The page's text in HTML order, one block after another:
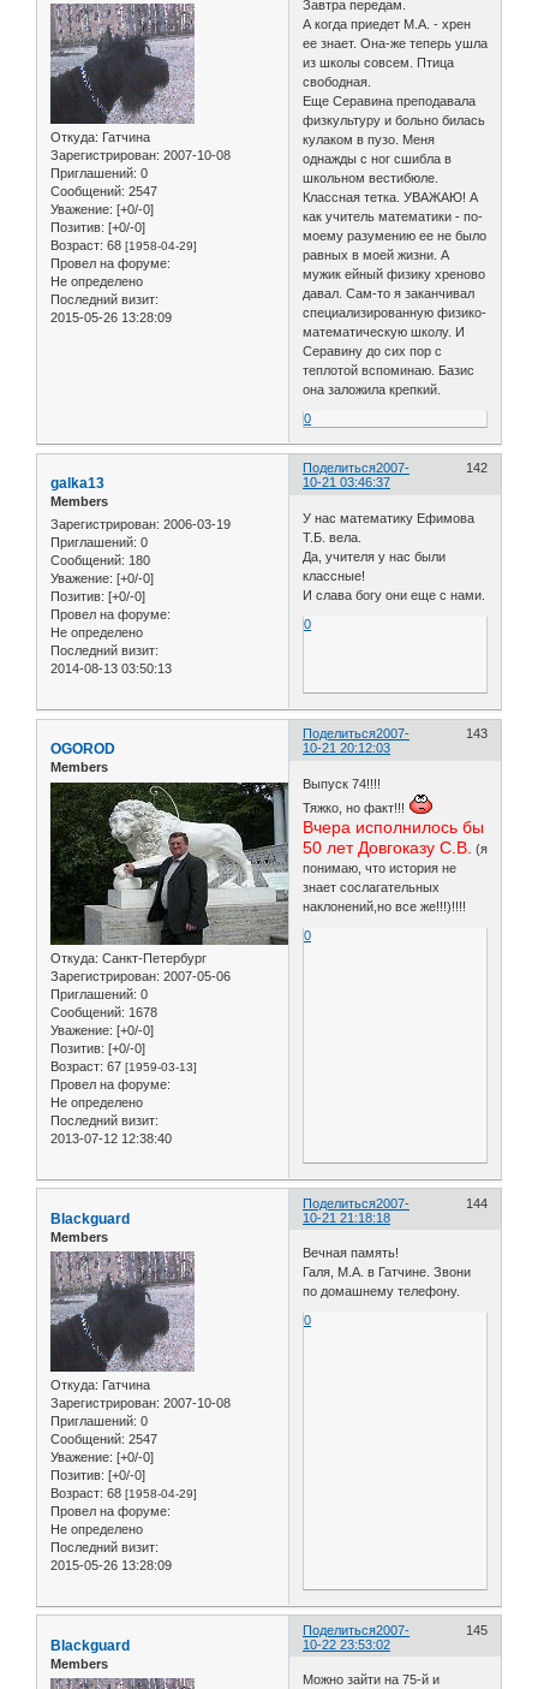
Откуда: Гатчина
Зарегистрирован: 2007-10-08
Приглашений: 0
Сообщений: 2547
Уважение: [+0/-0]
Позитив: [+0/-0]
Возраст: 68 [1958-04-29]
Провел на форуме:
Не определено
Последний визит:
2015-05-26 13:28:09
Завтра передам.
А когда приедет М.А. - хрен
ее знает. Она-же теперь ушла
из школы совсем. Птица
свободная.
Еще Серавина преподавала
физкультуру и больно билась
кулаком в пузо. Меня
однажды с ног сшибла в
школьном вестибюле.
Классная тетка. УВАЖАЮ! А
как учитель математики - по-
моему разумению ее не было
равных в моей жизни. А
мужик ейный физику хреново
давал. Сам-то я заканчивал
специализированную физико-
математическую школу. И
Серавину до сих пор с
теплотой вспоминаю. Базис
она заложила крепкий.
0
Поделиться 142
2007-
10-21 03:46:37
galka13
Members
Зарегистрирован: 2006-03-19
Приглашений: 0
Сообщений: 180
Уважение: [+0/-0]
Позитив: [+0/-0]
Провел на форуме:
Не определено
Последний визит:
2014-08-13 03:50:13
У нас математику Ефимова
Т.Б. вела.
Да, учителя у нас были
классные!
И слава богу они еще с нами.
0
Поделиться 143
2007-
10-21 20:12:03
OGOROD
Members
Откуда: Санкт-Петербург
Зарегистрирован: 2007-05-06
Приглашений: 0
Сообщений: 1678
Уважение: [+0/-0]
Позитив: [+0/-0]
Возраст: 67 [1959-03-13]
Провел на форуме:
Не определено
Последний визит:
2013-07-12 12:38:40
Выпуск 74!!!!
Тяжко, но факт!!!
Вчера исполнилось бы
50 лет Довгоказу С.В. (я
понимаю, что история не
знает сослагательных
наклонений,но все же!!!)!!!!
0
Поделиться 144
2007-
10-21 21:18:18
Blackguard
Members
Откуда: Гатчина
Зарегистрирован: 2007-10-08
Приглашений: 0
Сообщений: 2547
Уважение: [+0/-0]
Позитив: [+0/-0]
Возраст: 68 [1958-04-29]
Провел на форуме:
Не определено
Последний визит:
2015-05-26 13:28:09
Вечная память!
Галя, М.А. в Гатчине. Звони
по домашнему телефону.
0
Поделиться 145
2007-
10-22 23:53:02
Blackguard
Members
Можно зайти на 75-й и